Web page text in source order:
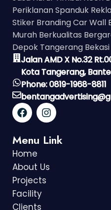
Periklanan Spanduk
Stiker Branding Car Wall
Murah Berkualitas
Depok Tangerang Bekasi
Jalan AMD X No.32
Kota Tangerang,
Phone: 0819-1968-8811
Menu Link
Home
About Us
Projects
Facility
Clients